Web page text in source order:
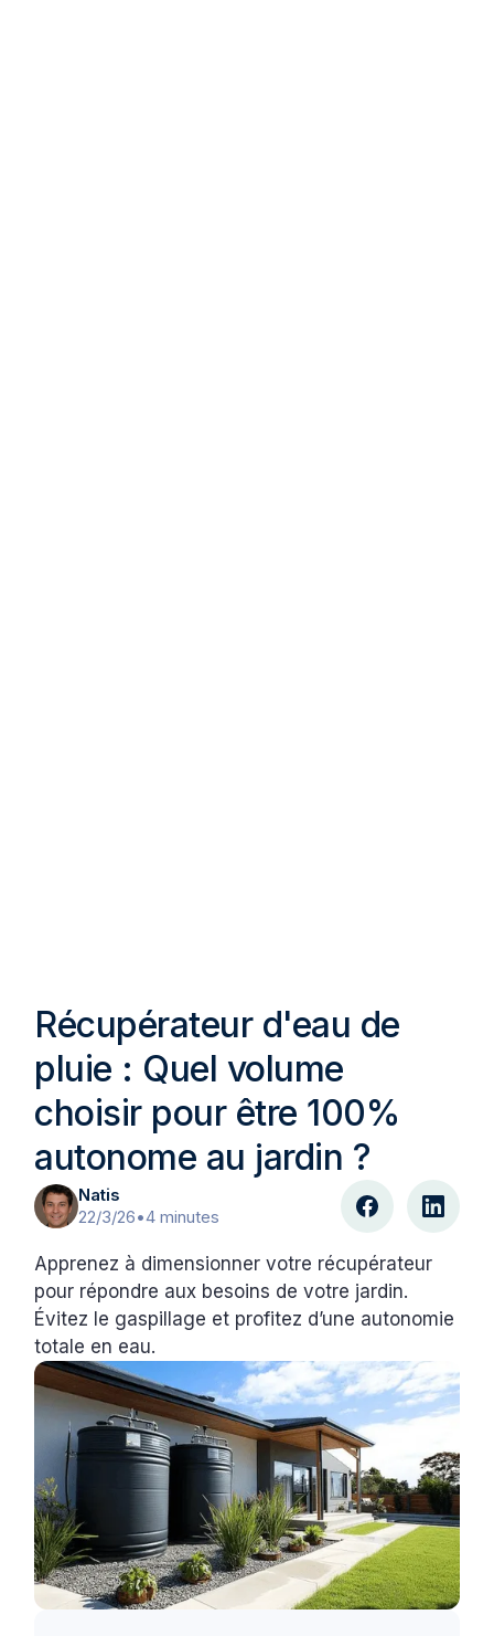
Récupérateur d'eau de
pluie : Quel volume
choisir pour être 100%
autonome au jardin ?
Natis
22/3/26•4 minutes
Apprenez à dimensionner votre récupérateur
pour répondre aux besoins de votre jardin.
Évitez le gaspillage et profitez d’une autonomie
totale en eau.